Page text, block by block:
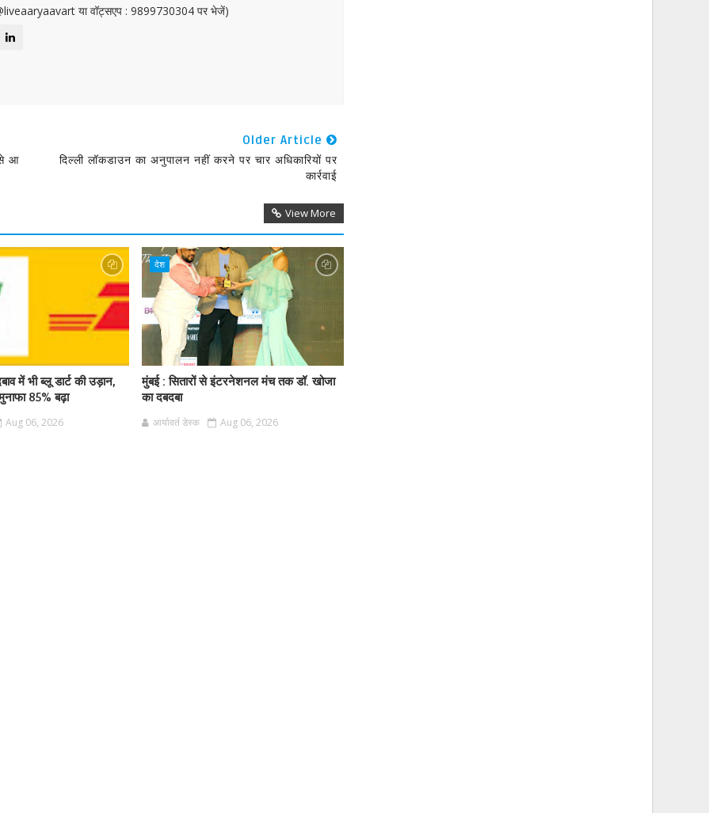
या वॉट्सएप : 9899730304 पर भेजें)
से आ
Older Article
दिल्ली लॉकडाउन का अनुपालन नहीं करने पर चार अधिकारियों पर
कार्रवाई
View More
में भी ब्लू डार्ट की उड़ान,
85% बढ़ा
Aug 06, 2026
देश
मुंबई : सितारों से इंटरनेशनल मंच तक डॉ. खोजा
का दबदबा
आर्यावर्त डेस्क Aug 06, 2026